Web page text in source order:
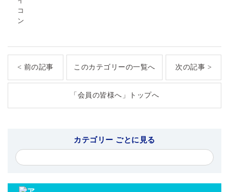
< 前の記事 このカテゴリーの一覧へ 次の記事 >
「会員の皆様へ」トップへ
カテゴリー ごとに見る